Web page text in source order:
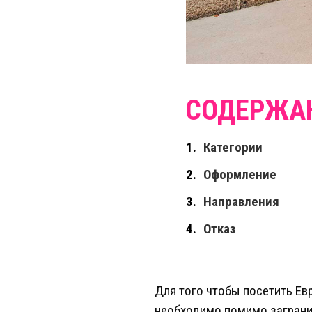
Категории
Оформление
Направления
Отказ
Для того чтобы посетить